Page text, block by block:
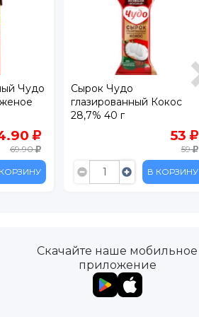
53
59
Напиток Нео Мажитель
Персик Маракуйя 950г
139
175
В КОРЗИНУ
Скачайте наше мобильное
приложение